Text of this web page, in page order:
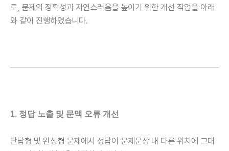
로, 문제의 정확성과 자연스러움을 높이기 위한 개선 작업을 아래
와 같이 진행하였습니다.
1. 정답 노출 및 문맥 오류 개선
단답형 및 완성형 문제에서 정답이 문제문장 내 다른 위치에 그대